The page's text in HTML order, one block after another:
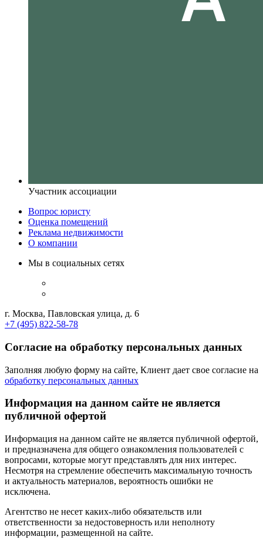
Участник ассоциации
Вопрос юристу
Оценка помещений
Реклама недвижимости
О компании
Мы в социальных сетях
г. Москва, Павловская улица, д. 6
+7 (495) 822-58-78
Согласие на обработку персональных данных
Заполняя любую форму на сайте, Клиент дает свое согласие на
обработку персональных данных
Информация на данном сайте не является
публичной офертой
Информация на данном сайте не является публичной офертой,
и предназначена для общего ознакомления пользователей с
вопросами, которые могут представлять для них интерес.
Несмотря на стремление обеспечить максимальную точность
и актуальность материалов, вероятность ошибки не
исключена.
Агентство не несет каких-либо обязательств или
ответственности за недостоверность или неполноту
информации, размещенной на сайте.